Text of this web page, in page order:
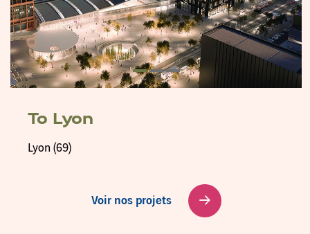
To Lyon
Lyon (69)
Voir nos projets